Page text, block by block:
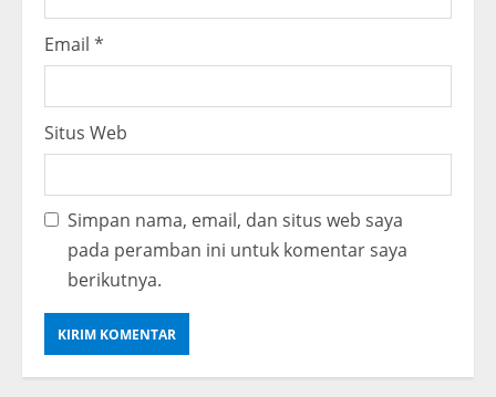
Email *
Situs Web
Simpan nama, email, dan situs web saya
pada peramban ini untuk komentar saya
berikutnya.